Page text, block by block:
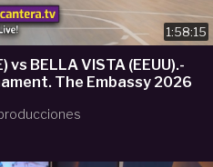
1:58:15
The Embassy 2026